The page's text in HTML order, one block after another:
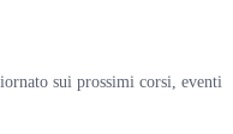
sui prossimi corsi, eventi